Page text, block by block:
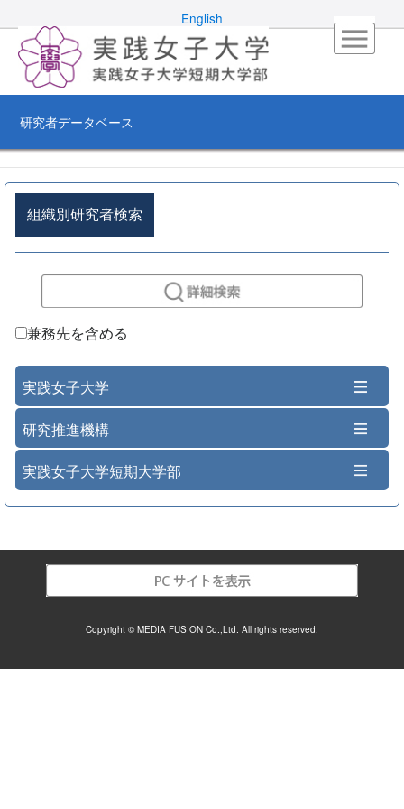
English
研究者データベース
組織別研究者検索
兼務先を含める
実践女子大学
研究推進機構
実践女子大学短期大学部
Copyright © MEDIA FUSION Co.,Ltd. All rights reserved.